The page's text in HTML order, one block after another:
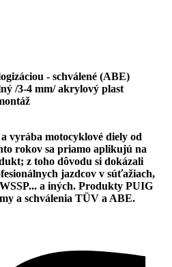
- schválené (ABE)
/3-4 mm/akrylový plast
vyrába motocyklové diely od
rokov sa priamo aplikujú na
z toho dôvodu si dokázali
jazdcov v súťažiach,
a iných. Produkty PUIG
a schválenia TÜV a ABE.